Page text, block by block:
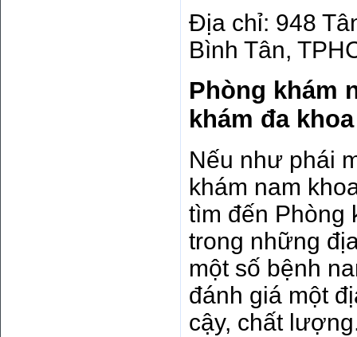
Địa chỉ: 948
Bình Tân,
Phòng khám
khám đa
Nếu như phái
khám nam
tìm đến Phòng
trong những
một số bệnh
đánh giá một
cậy, chất